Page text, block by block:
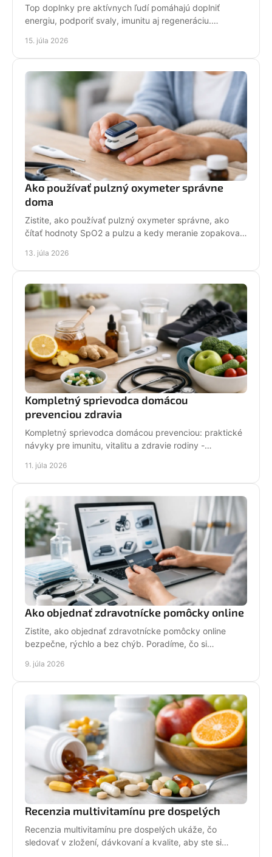
Top doplnky pre aktívnych ľudí pomáhajú doplniť
energiu, podporiť svaly, imunitu aj regeneráciu.
deň.
15. júla 2026
Ako používať pulzný oxymeter správne
doma
Zistite, ako používať pulzný oxymeter správne, ako
čítať hodnoty SpO2 a pulzu a kedy meranie zopakovať
13. júla 2026
Kompletný sprievodca domácou
prevenciou zdravia
Kompletný sprievodca domácou prevenciou: praktické
návyky pre imunitu, vitalitu a zdravie rodiny -
11. júla 2026
Ako objednať zdravotnícke pomôcky online
Zistite, ako objednať zdravotnícke pomôcky online
bezpečne, rýchlo a bez chýb. Poradíme, čo si
9. júla 2026
Recenzia multivitamínu pre dospelých
Recenzia multivitamínu pre dospelých ukáže, čo
sledovať v zložení, dávkovaní a kvalite, aby ste si